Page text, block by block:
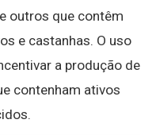
outros que contêm
e castanhas. O uso
a produção de
contenham ativos